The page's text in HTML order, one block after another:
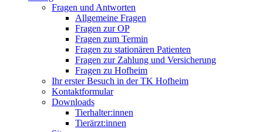
Fragen und Antworten
Allgemeine Fragen
Fragen zur OP
Fragen zum Termin
Fragen zu stationären Patienten
Fragen zur Zahlung und Versicherung
Fragen zu Hofheim
Ihr erster Besuch in der TK Hofheim
Kontaktformular
Downloads
Tierhalter:innen
Tierärzt:innen